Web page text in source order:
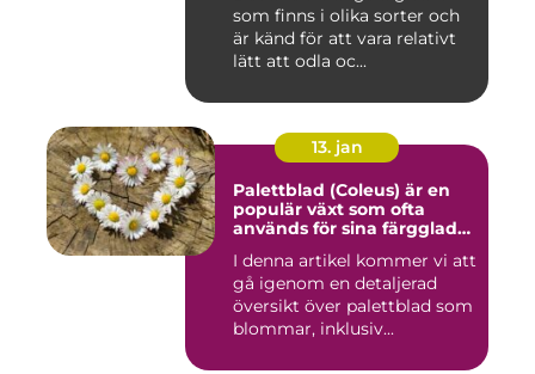
blad
som finns i olika sorter och
är känd för att vara relativt
lätt att odla oc...
13. jan
Palettblad (Coleus) är en
populär växt som ofta
används för sina färgglada
känt att vissa sorter även
kan blomma
I denna artikel kommer vi att
gå igenom en detaljerad
översikt över palettblad som
blommar, inklusiv...